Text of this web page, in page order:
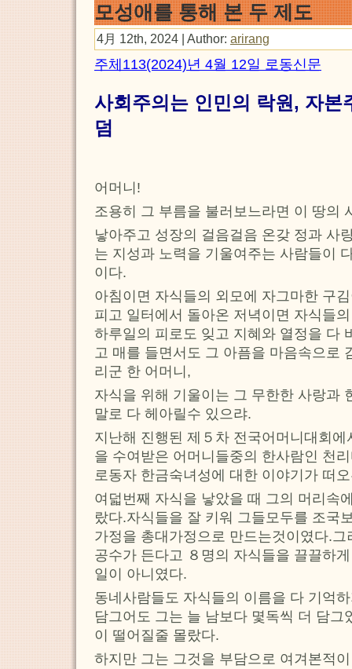
모성애를 통해 본 두 제도
4月 12th, 2024 | Author: arirang
주체113(2024)년 4월 12일 로동신문
사회주의는 인민의 락원, 자본
덤
어머니!
조용히 그 부름을 불러보느라면 이 땅의
낳아주고 성장의 걸음걸음 온갖 정과 사
는 지성과 노력을 기울여주는 사람들이
이다.
아침이면 자식들의 외모에 자그마한 구
피고 일터에서 돌아온 저녁이면 자식들
하루일의 피로도 잊고 지혜와 열정을 다
고 매를 들면서도 그 아픔을 마음속으로
리군 한 어머니,
자식을 위해 기울이는 그 무한한 사랑과
말로 다 헤아릴수 있으랴.
지난해 진행된 제５차 전국어머니대회
을 수여받은 어머니들중의 한사람인 천
로동자 한금숙녀성에 대한 이야기가 떠
여덟번째 자식을 낳았을 때 그의 머리속
랐다.자식들을 잘 키워 그들모두를 조국
가정을 총대가정으로 만드는것이였다.
공수가 든다고 ８명의 자식들을 끌끌하
일이 아니였다.
동네사람들도 자식들의 이름을 다 기억
담그어도 그는 늘 남보다 몇독씩 더 담그
이 떨어질줄 몰랐다.
하지만 그는 그것을 부담으로 여겨본적